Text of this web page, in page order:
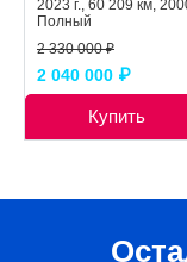
2023 г., 60 209 км,
Полный
2 330 000 ₽
2 040 000 ₽
Купить